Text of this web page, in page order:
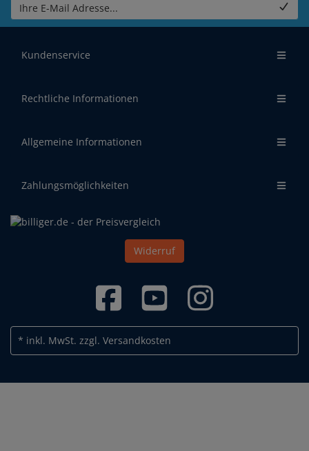
Ihre E-Mail Adresse...
Kundenservice
Rechtliche Informationen
Allgemeine Informationen
Zahlungsmöglichkeiten
Widerruf
* inkl. MwSt. zzgl. Versandkosten